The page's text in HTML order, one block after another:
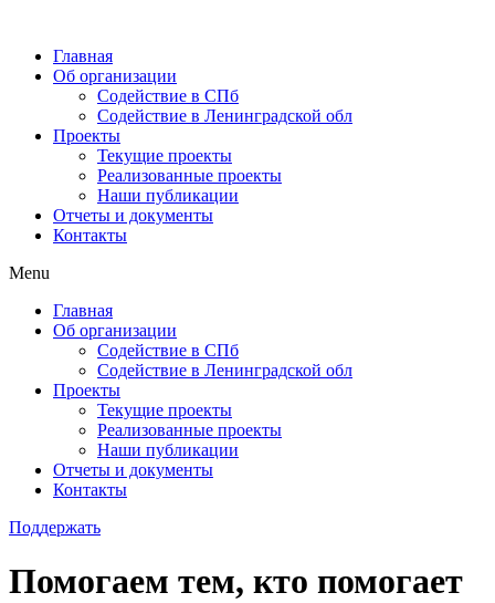
Главная
Об организации
Содействие в СПб
Содействие в Ленинградской обл
Проекты
Текущие проекты
Реализованные проекты
Наши публикации
Отчеты и документы
Контакты
Menu
Главная
Об организации
Содействие в СПб
Содействие в Ленинградской обл
Проекты
Текущие проекты
Реализованные проекты
Наши публикации
Отчеты и документы
Контакты
Поддержать
Помогаем тем, кто помогает